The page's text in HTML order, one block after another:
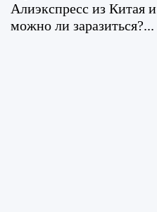
Алиэкспресс из Китая и
можно ли заразиться?...